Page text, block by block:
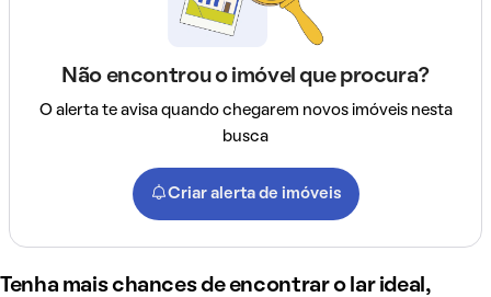
Não encontrou o imóvel que procura?
O alerta te avisa quando chegarem novos imóveis nesta
busca
Criar alerta de imóveis
Tenha mais chances de encontrar o lar ideal,